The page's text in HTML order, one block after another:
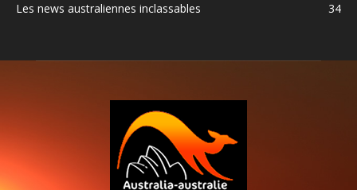
Les news australiennes inclassables
34